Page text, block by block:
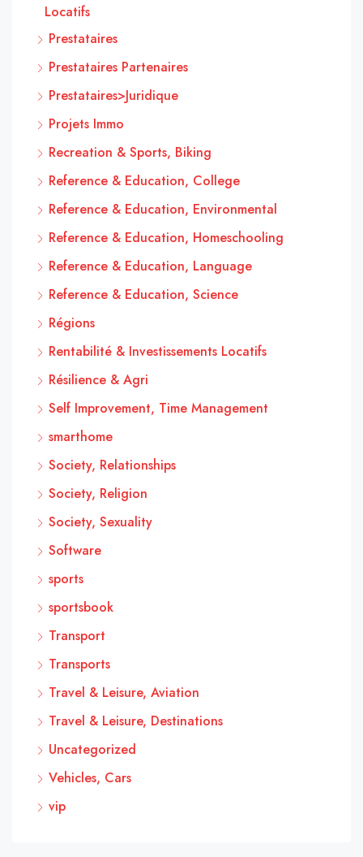
Locatifs
Prestataires
Prestataires Partenaires
Prestataires>Juridique
Projets Immo
Recreation & Sports, Biking
Reference & Education, College
Reference & Education, Environmental
Reference & Education, Homeschooling
Reference & Education, Language
Reference & Education, Science
Régions
Rentabilité & Investissements Locatifs
Résilience & Agri
Self Improvement, Time Management
smarthome
Society, Relationships
Society, Religion
Society, Sexuality
Software
sports
sportsbook
Transport
Transports
Travel & Leisure, Aviation
Travel & Leisure, Destinations
Uncategorized
Vehicles, Cars
vip